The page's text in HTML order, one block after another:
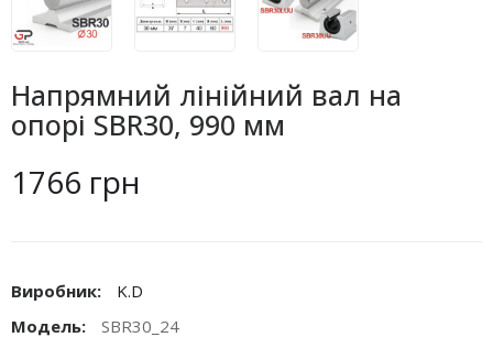
Напрямний лінійний вал на
опорі SBR30, 990 мм
1766 грн
Виробник:
K.D
Модель:
SBR30_24